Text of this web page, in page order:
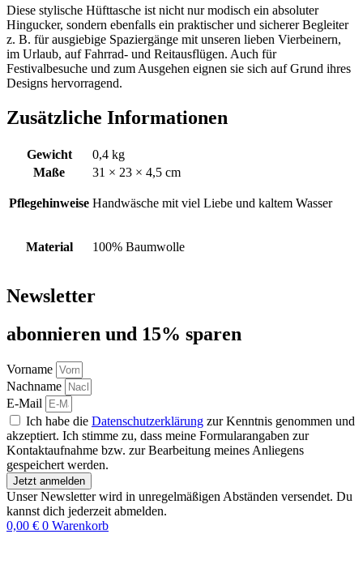
Diese stylische Hüfttasche ist nicht nur modisch ein absoluter
Hingucker, sondern ebenfalls ein praktischer und sicherer Begleiter
z. B. für ausgiebige Spaziergänge mit unseren lieben Vierbeinern,
im Urlaub, auf Fahrrad- und Reitausflügen. Auch für
Festivalbesuche und zum Ausgehen eignen sie sich auf Grund ihres
Designs hervorragend.
Zusätzliche Informationen
Gewicht
0,4 kg
Maße
31 × 23 × 4,5 cm
Pflegehinweise Handwäsche mit viel Liebe und kaltem Wasser
Material 100% Baumwolle
Newsletter
abon­nie­ren und 15% sparen
Vorname
Nachname
E-Mail
Ich habe die Datenschutzerklärung zur Kenntnis genommen und
akzeptiert. Ich stimme zu, dass meine Formularangaben zur
Kontaktaufnahme bzw. zur Bearbeitung meines Anliegens
gespeichert werden.
Jetzt anmelden
Unser Newsletter wird in unregelmäßigen Abständen versendet. Du
kannst dich jederzeit abmelden.
0,00 € 0 Warenkorb